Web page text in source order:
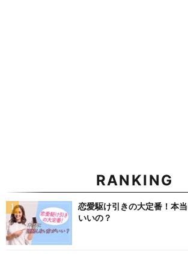
RANKING
恋愛駆け引きの大定番！本
いいの？